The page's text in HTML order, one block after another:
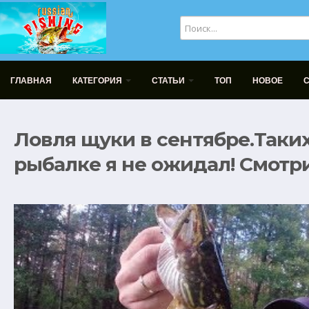
ГЛАВНАЯ КАТЕГОРИЯ СТАТЬИ ТОП НОВОЕ
Ловля щуки в
рыбалке я не ожидал!